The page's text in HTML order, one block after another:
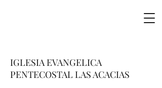
IGLESIA EVANGELICA
PENTECOSTAL LAS ACACIAS